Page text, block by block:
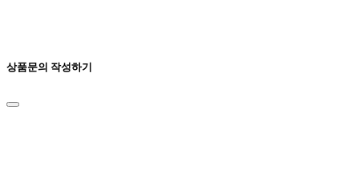
상품문의 작성하기